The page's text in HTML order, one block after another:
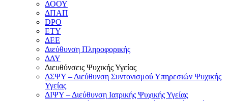
ΔΟΟΥ
ΔΠΑΠ
DPO
ΕΤΥ
ΔΕΕ
Διεύθυνση Πληροφορικής
ΔΔΥ
Διευθύνσεις Ψυχικής Υγείας
ΔΣΨΥ – Διεύθυνση Συντονισμού Υπηρεσιών Ψυχικής
Υγείας
ΔΙΨΥ – Διεύθυνση Ιατρικής Ψυχικής Υγείας